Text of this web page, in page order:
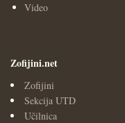
Video
Zofijini.net
Zofijini
Sekcija UTD
Učilnica